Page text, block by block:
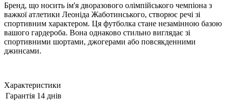
Бренд, що носить ім'я дворазового олімпійського чемпіона з
важкої атлетики Леоніда Жаботинського, створює речі зі
спортивним характером. Ця футболка стане незамінною базою
вашого гардероба. Вона однаково стильно виглядає зі
спортивними шортами, джогерами або повсякденними
джинсами.
Характеристики
Гарантія 14 днів